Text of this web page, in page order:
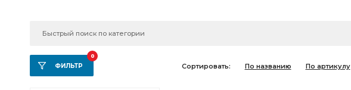
ФИЛЬТР
0
Сортировать: По названию По артикулу